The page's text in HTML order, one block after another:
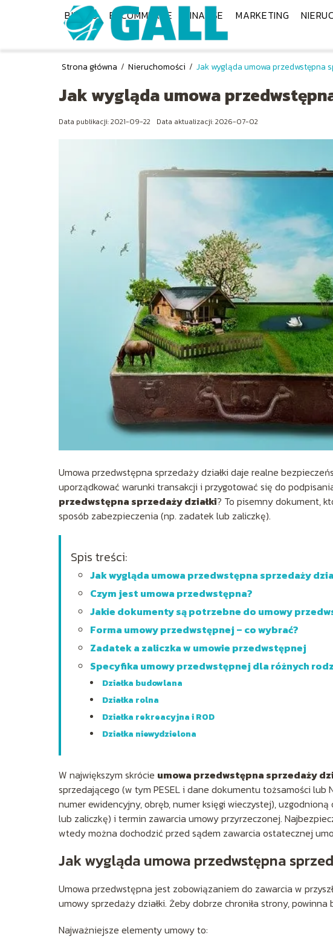
BIZNES E-COMMERCE FINANSE MARKETING
Strona główna / Nieruchomości / Jak wygląda umowa przedwstępna
Jak wygląda umowa
Data publikacji: 2021-09-22 Data aktualizacji: 2026-07-02
Umowa przedwstępna sprzedaży działki daje realne
uporządkować warunki transakcji i przygotować się do
przedwstępna sprzedaży działki? To pisemny dokument,
sposób zabezpieczenia (np. zadatek lub zaliczkę).
Spis treści:
Jak wygląda umowa przedwstępna sprzedaży
Czym jest umowa przedwstępna?
Jakie dokumenty są potrzebne do umowy
Forma umowy przedwstępnej – co wybrać?
Zadatek a zaliczka w umowie przedwstępnej
Specyfika umowy przedwstępnej dla różnych
Działka budowlana
Działka rolna
Działka rekreacyjna i ROD
Działka niewydzielona
W największym skrócie umowa przedwstępna sprzedaży
sprzedającego (w tym PESEL i dane dokumentu tożsamości lub
numer ewidencyjny, obręb, numer księgi wieczystej),
lub zaliczkę) i termin zawarcia umowy przyrzeczonej.
wtedy można dochodzić przed sądem zawarcia ostatecznej
Jak wygląda umowa przedwstępna
Umowa przedwstępna jest zobowiązaniem do zawarcia w
umowy sprzedaży działki. Żeby dobrze chroniła strony,
Najważniejsze elementy umowy to: